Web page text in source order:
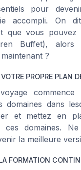
pour
accompli. On
que vous
Buffet),
?
PROPRE PLAN
domaines dans
et mettez en
ces domaines.
la meilleure
FORMATION